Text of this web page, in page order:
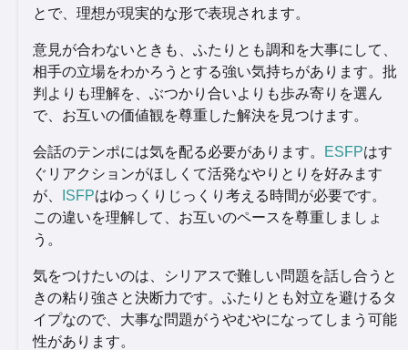
とで、理想が現実的な形で表現されます。
意見が合わないときも、ふたりとも調和を大事にして、
相手の立場をわかろうとする強い気持ちがあります。批
判よりも理解を、ぶつかり合いよりも歩み寄りを選ん
で、お互いの価値観を尊重した解決を見つけます。
会話のテンポには気を配る必要があります。 ESFPはす
ぐリアクションがほしくて活発なやりとりを好みます
が、
ISFPはゆっくりじっくり考える時間が必要です。
この違いを理解して、お互いのペースを尊重しましょ
う。
気をつけたいのは、シリアスで難しい問題を話し合うと
きの粘り強さと決断力です。ふたりとも対立を避けるタ
イプなので、大事な問題がうやむやになってしまう可能
性があります。